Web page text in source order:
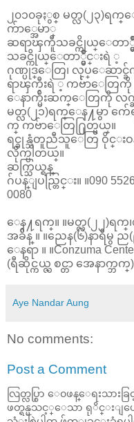
၂၀၁၀ခုႏွစ္ မတ္လ(၂၃)ရ
က်ာ္အေမာ္
ဆရာၾကီူသခင္ကိုယ္ေတာ္မွိဳ
သခင္ကိုယ္ေတာ္မွိဳင္းရဲ ့
ဂုဏ္ပုဒ္ေတြ၊ လုပ္ေဆာင္
ရာၾကီးရဲ ့ ကဗ်ာေတြကို
ေနာက္မ်ဴိးဆက္ေတြကို လက္
မတ္လ(၂၁)ရက္ေန႔မွာ
က္ ကဗ်ာေတြ႐ြတ္မယ္။
ရင္ခုန္သံတူညီသူေတြ ဝိုင္း
လိုက္ပါတယ္။
ဆက္သြယ္ရန္
ဂ်ပန္ျပည္တြင္း။ ။090
0080
ေန႔ရက္။ ။မတ္လ(၂၂)ရ
အခ်ိန္ ။ ။ညေန(၆)နာရီမွ ည(
ေနရာ ။ ။Conzuma
(ရီဆိုင္ကယ္လ္ စင္တာ အေနာက္ဘက္)
Aye Nandar Aung
No comments:
Post a Comment
လြတ္လပ္စြာ ေ၀ဖန္ေရးသားခ
ဖတ္ရန္မသင့္ေသာ ရုိင္းျပ